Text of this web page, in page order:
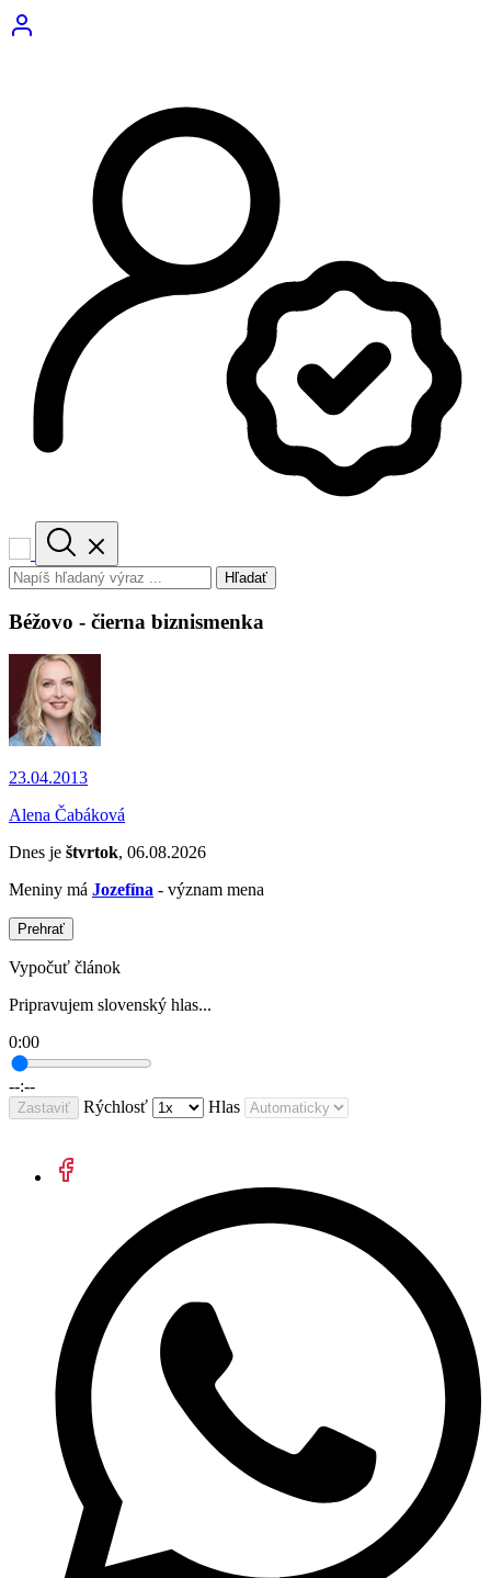
Hľadať
Béžovo - čierna biznismenka
23.04.2013
Alena Čabáková
Dnes je štvrtok, 06.08.2026
Meniny má Jozefína - význam mena
Prehrať
Vypočuť článok
Pripravujem slovenský hlas...
0:00
--:--
Zastaviť Rýchlosť Hlas